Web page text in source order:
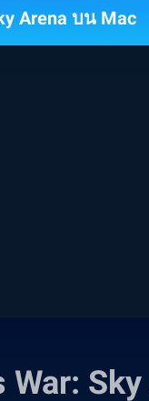
Arena บน Mac
War: